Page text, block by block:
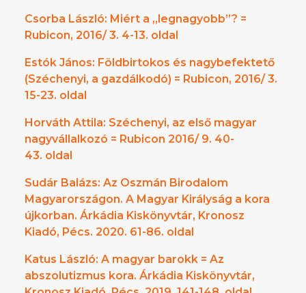
Csorba László: Miért a „legnagyobb”? =
Rubicon, 2016/ 3. 4-13. oldal
Estók János: Földbirtokos és nagybefektető
(Széchenyi, a gazdálkodó) = Rubicon, 2016/ 3.
15-23. oldal
Horváth Attila: Széchenyi, az első magyar
nagyvállalkozó = Rubicon 2016/ 9. 40-
43. oldal
Sudár Balázs: Az Oszmán Birodalom
Magyarországon. A Magyar Királyság a kora
újkorban. Árkádia Kiskönyvtár, Kronosz
Kiadó, Pécs. 2020. 61-86. oldal
Katus László: A magyar barokk = Az
abszolutizmus kora. Árkádia Kiskönyvtár,